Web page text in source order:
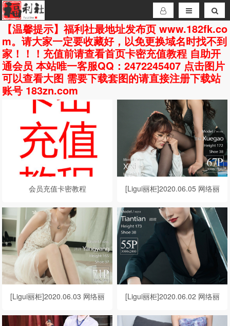
【温馨提示】福利社最地址发布页 www.182fk.co
m。请大家一定要收藏好，以免更换域名时找不到
家！！！充值前请查看首页卡密充值教程 自助开
通会员 本站唯一客服QQ：2472245407 点击图片
可以查看大图 需要下载套图的请直接注册下载站
账号 183zn.com
会员充值卡密教程
[Ligui丽柜]2020.06.05 网络丽
[Ligui丽柜]2020.06.03 网络丽
[Ligui丽柜]2020.06.02 网络丽